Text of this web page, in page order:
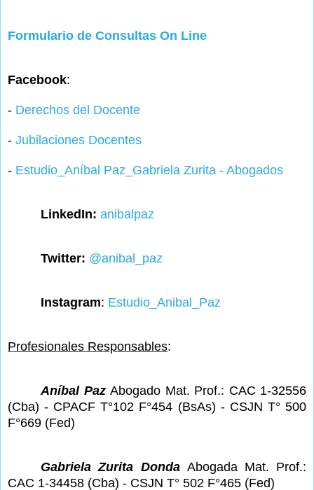
Formulario de Consultas On Line
Facebook:
- Derechos del Docente
- Jubilaciones Docentes
- Estudio_Aníbal Paz_Gabriela Zurita - Abogados
LinkedIn:anibalpaz
Twitter: @anibal_paz
Instagram: Estudio_Anibal_Paz
Profesionales Responsables:
Aníbal PazAbogado Mat. Prof.: CAC 1-32556
(Cba) - CPACF T°102 F°454 (BsAs) - CSJN T° 500
F°669 (Fed)
Gabriela Zurita Donda Abogada Mat. Prof.:
CAC 1-34458 (Cba) - CSJN T° 502 F°465 (Fed)